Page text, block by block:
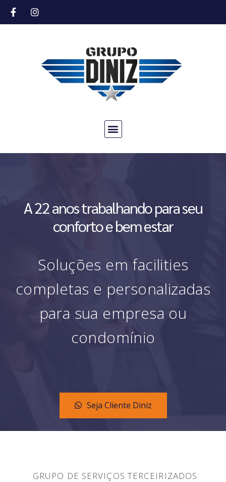
A 22 anos trabalhando para seu
conforto e bem estar
Soluções em facilities
completas e personalizadas
para sua empresa ou
condomínio
Seja Cliente Diniz
GRUPO DE SERVIÇOS TERCEIRIZADOS